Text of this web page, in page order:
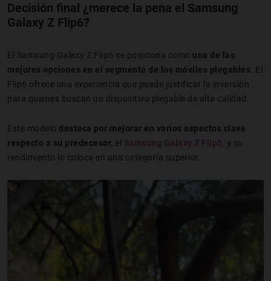
Decisión final ¿merece la pena el Samsung
Galaxy Z Flip6?
El Samsung Galaxy Z Flip6 se posiciona como una de las
mejores opciones en el segmento de los móviles plegables . El
Flip6 ofrece una experiencia que puede justificar la inversión
para quienes buscan un dispositivo plegable de alta calidad.
Este modelo destaca por mejorar en varios aspectos clave
respecto a su predecesor, el Samsung Galaxy Z Flip5 , y su
rendimiento lo coloca en una categoría superior.